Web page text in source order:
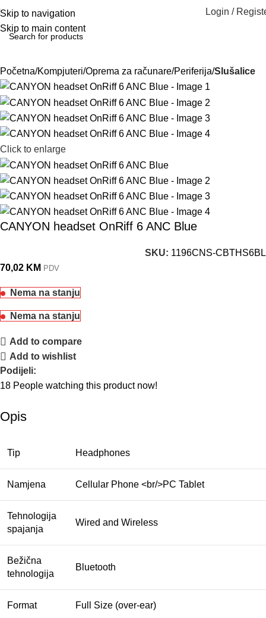
Skip to navigation
Skip to main content
Login /
Početna Kompjuteri Oprema za računare Periferija Slušalice
Click to enlarge
CANYON headset OnRiff 6 ANC Blue
SKU: 1196CNS-CBTHS6BL
70,02 KM PDV
Nema na stanju
Nema na stanju
Add to compare
Add to wishlist
Podijeli:
18 People watching this product now!
Opis
Tip Headphones
Namjena Cellular Phone <br/>PC Tablet
Tehnologija
spajanja
Wired and Wireless
Bežična
tehnologija
Bluetooth
Format Full Size (over-ear)